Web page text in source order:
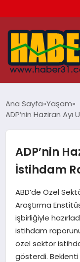
YAŞAM
EKONOMI
GÜNDEM
MAGAZIN
SAĞLIK
Ana Sayfa Yaşam
ADP’nin Haziran
ADP’nin
İstihdam
ABD’de Özel
Araştırma
işbirliğiyle
istihdam
özel sektör
gösterdi. Beklenti